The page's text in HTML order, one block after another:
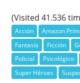
(Visited 41.536
Acción Amazon
Fantasía
Ficción
Policial
Psicológico
Super Héroes